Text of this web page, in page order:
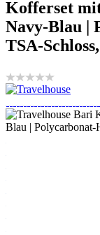
Kofferset
Navy-Blau |
TSA-